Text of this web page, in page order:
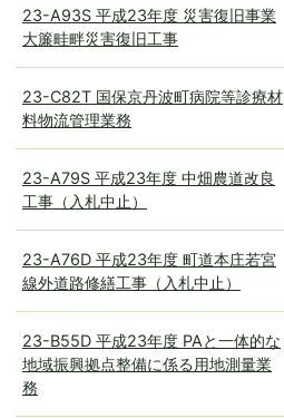
23-A93S 平成23年度 災害復旧事業
大簾畦畔災害復旧工事
23-C82T 国保京丹波町病院等診療材
料物流管理業務
23-A79S 平成23年度 中畑農道改良
工事（入札中止）
23-A76D 平成23年度 町道本庄若宮
線外道路修繕工事（入札中止）
23-B55D 平成23年度 PAと一体的な
地域振興拠点整備に係る用地測量業
務